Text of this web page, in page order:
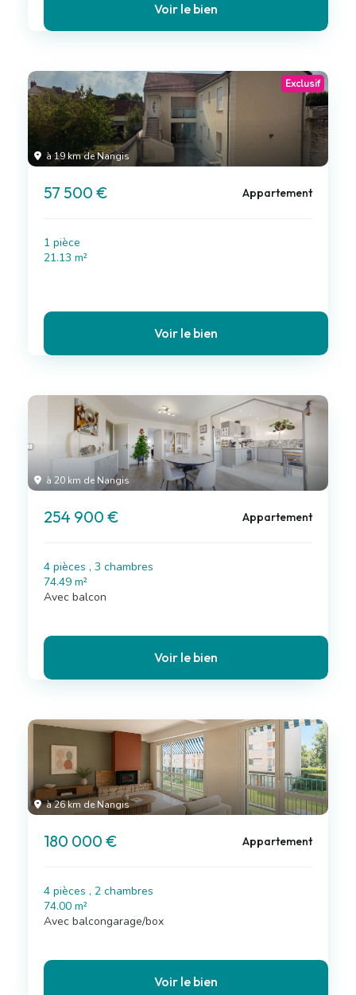
Voir le bien
à 19 km de Nangis
Exclusif
57 500 € Appartement
1 pièce
21.13 m²
Voir le bien
à 20 km de Nangis
254 900 € Appartement
4 pièces , 3 chambres
74.49 m²
Avec balcon
Voir le bien
à 26 km de Nangis
180 000 € Appartement
4 pièces , 2 chambres
74.00 m²
Avec balcongarage/box
Voir le bien